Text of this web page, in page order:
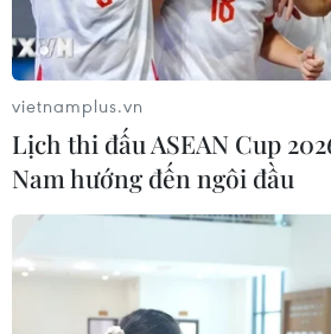
có chuyến công du tới Việt Nam
vietnamplus.vn
Lịch thi đấu ASEAN Cup
Nam hướng đến ngôi đầu